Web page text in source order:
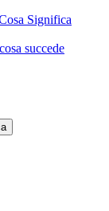
Significa
succede